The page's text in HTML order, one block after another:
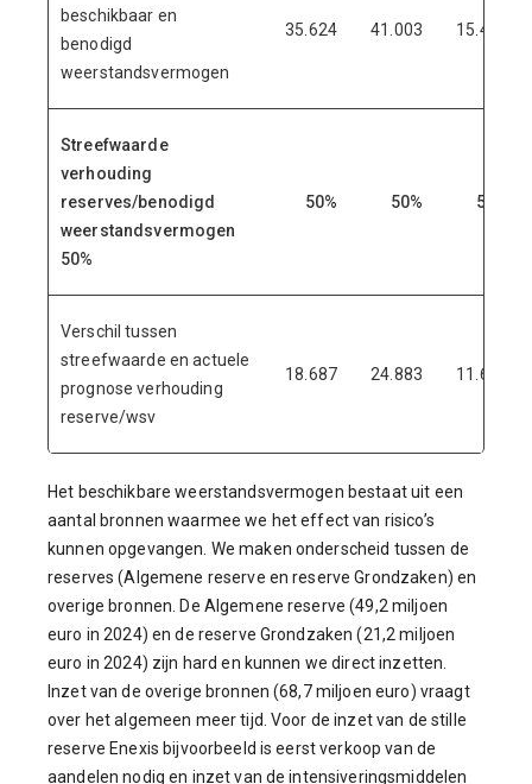
beschikbaar en
benodigd
weerstandsvermogen
35.624 41.003 15.420
Streefwaarde
verhouding
reserves/benodigd
weerstandsvermogen
50%
50% 50% 50%
Verschil tussen
streefwaarde en actuele
prognose verhouding
reserve/wsv
18.687 24.883 11.653
Het beschikbare weerstandsvermogen bestaat uit een
aantal bronnen waarmee we het effect van risico’s
kunnen opgevangen. We maken onderscheid tussen de
reserves (Algemene reserve en reserve Grondzaken) en
overige bronnen. De Algemene reserve (49,2 miljoen
euro in 2024) en de reserve Grondzaken (21,2 miljoen
euro in 2024) zijn hard en kunnen we direct inzetten.
Inzet van de overige bronnen (68,7 miljoen euro) vraagt
over het algemeen meer tijd. Voor de inzet van de stille
reserve Enexis bijvoorbeeld is eerst verkoop van de
aandelen nodig en inzet van de intensiveringsmiddelen